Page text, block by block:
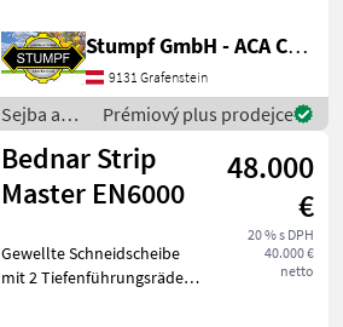
**Marke:** Bednar
**Baujahr:** 2021
**Betriebsstunden:** 0
Stunden **Arbeitsbreite:**
250
Stumpf GmbH - ACA Center Stumpf
9131 Grafenstein
Sejba a
starostlivosť
o plodinu
/ Bednar
Prémiový plus prodejce
Bednar Strip
Master EN6000
48.000
€
20 % s DPH
40.000 €
netto
Gewellte Schneidscheibe
mit 2 Tiefenführungsräder.